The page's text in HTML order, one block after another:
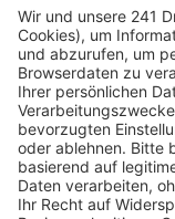
besser als
aus. Dabei geht
ihrem neuen
ganze Album,
rechnen kann,
Anzeige